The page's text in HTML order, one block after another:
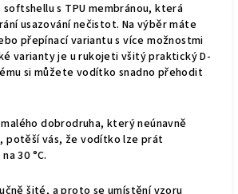
s TPU membránou, která
usazování nečistot. Na výběr máte
přepínací variantu s více možnostmi
varianty je u rukojeti všitý praktický D-
si můžete vodítko snadno přehodit
dobrodruha, který neúnavně
potěší vás, že vodítko lze prát
30 °C.
šité, a proto se umístění vzoru